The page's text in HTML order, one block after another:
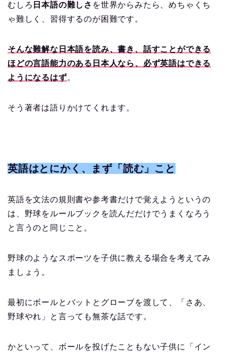
むしろ 日本語の難しさ を世界からみたら、めちゃくち
ゃ難しく、習得するのが困難です。
そんな難解な日本語を読み、書き、話すことができる
ほどの言語能力のある日本人なら、必ず英語はできる
ようになるはず。
そう著者は語りかけてくれます。
英語はとにかく、まず「読む」こと
英語を文法の規則書や参考書だけで覚えようというの
は、野球をルールブックを読んだだけでうまくなろう
と言うのと同じこと。
野球のようなスポーツを子供に教える場合を考えてみ
ましょう。
最初にボールとバットとグローブを渡して、「さあ、
野球やれ」と言っても無茶な話です。
かといって、ボールを投げたこともない子供に「イン